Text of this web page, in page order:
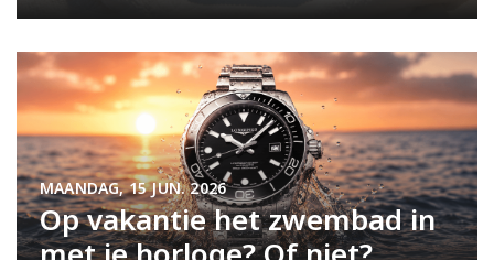
Op vakantie het zwembad in
MAANDAG, 15 JUN. 2026